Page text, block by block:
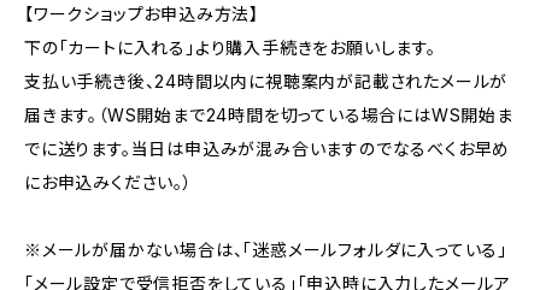
【ワークショップお申込み方法】
下の「カートに入れる」より購入手続きをお願いします。
支払い手続き後、24時間以内に視聴案内が記載されたメールが
届きます。（WS開始まで24時間を切っている場合にはWS開始ま
でに送ります。当日は申込みが混み合いますのでなるべくお早め
にお申込みください。）
※メールが届かない場合は、「迷惑メールフォルダに入っている」
「メール設定で受信拒否をしている」「申込時に入力したメールア